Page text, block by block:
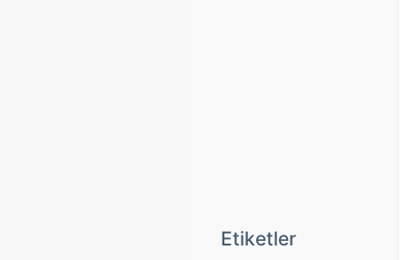
Etiketler